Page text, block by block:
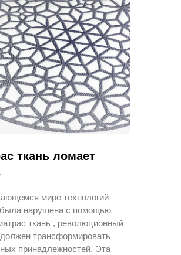
ткань ломает
мире технологий
была нарушена с помощью
ткань , революционный
трансформировать
принадлежностей. Эта